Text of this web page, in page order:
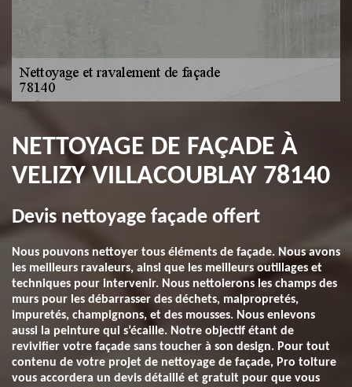
NETTOYAGE DE FAÇADE À
VELIZY VILLACOUBLAY 78140
Devis nettoyage façade offert
Nous pouvons nettoyer tous éléments de façade. Nous avons
les meilleurs ravaleurs, ainsi que les meilleurs outillages et
techniques pour intervenir. Nous nettoierons les champs des
murs pour les débarrasser des déchets, malpropretés,
impuretés, champignons, et des mousses. Nous enlevons
aussi la peinture qui s’écaille. Notre objectif étant de
revivifier votre façade sans toucher à son design. Pour tout
contenu de votre projet de nettoyage de façade, Pro toiture
vous accordera un devis détaillé et gratuit pour que vous